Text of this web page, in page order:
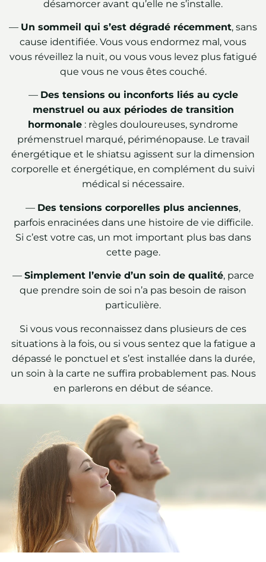
désamorcer avant qu’elle ne s’installe.
— Un sommeil qui s’est dégradé récemment, sans
cause identifiée. Vous vous endormez mal, vous
vous réveillez la nuit, ou vous vous levez plus fatigué
que vous ne vous êtes couché.
— Des tensions ou inconforts liés au cycle
menstruel ou aux périodes de transition
hormonale : règles douloureuses, syndrome
prémenstruel marqué, périménopause. Le travail
énergétique et le shiatsu agissent sur la dimension
corporelle et énergétique, en complément du suivi
médical si nécessaire.
— Des tensions corporelles plus anciennes,
parfois enracinées dans une histoire de vie difficile.
Si c’est votre cas, un mot important plus bas dans
cette page.
— Simplement l’envie d’un soin de qualité, parce
que prendre soin de soi n’a pas besoin de raison
particulière.
Si vous vous reconnaissez dans plusieurs de ces
situations à la fois, ou si vous sentez que la fatigue a
dépassé le ponctuel et s’est installée dans la durée,
un soin à la carte ne suffira probablement pas. Nous
en parlerons en début de séance.